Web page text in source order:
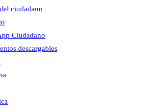
ciudadano
Ciudadano
descargables